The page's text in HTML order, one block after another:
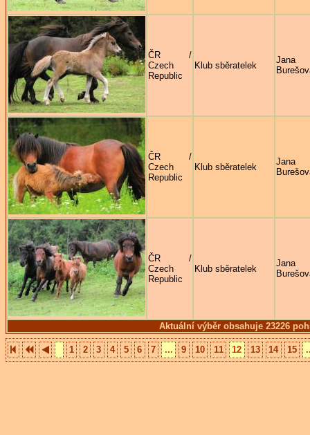
Aktuální výběr obsahuje 23226
ČR /
Czech
Republic
Klub sběratelek
Jana
ČR /
Czech
Republic
Klub sběratelek
Jana
ČR /
Czech
Republic
Klub sběratelek
Jana
1 2 3 4 5 6 7 ... 9 10 11 12 13 14 15